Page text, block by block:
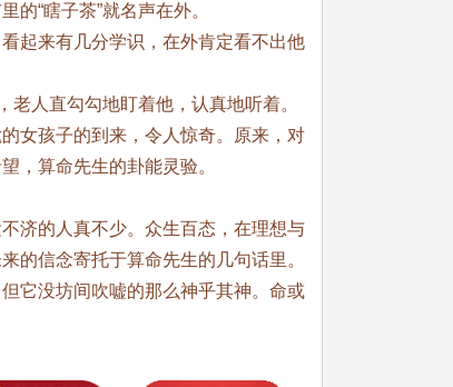
的“瞎子茶”就名声在外。
起来有几分学识，在外肯定看不出他
老人直勾勾地盯着他，认真地听着。
女孩子的到来，令人惊奇。原来，对
，算命先生的卦能灵验。
济的人真不少。众生百态，在理想与
的信念寄托于算命先生的几句话里。
它没坊间吹嘘的那么神乎其神。命或